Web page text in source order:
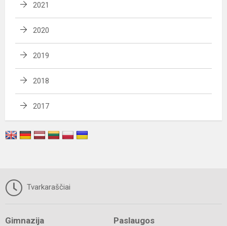
2021
2020
2019
2018
2017
Tvarkaraščiai
Gimnazija Paslaugos